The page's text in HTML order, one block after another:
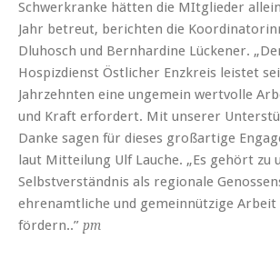
Schwerkranke hätten die MItglieder
Jahr betreut, berichten die
Dluhosch und Bernhardine Lückener.
Hospizdienst Östlicher Enzkreis leistet
Jahrzehnten eine ungemein wertvolle
und Kraft erfordert. Mit unserer
Danke sagen für dieses großartige
laut Mitteilung Ulf Lauche. „Es gehört zu
Selbstverständnis als regionale
ehrenamtliche und gemeinnützige Arbeit
fördern..” pm